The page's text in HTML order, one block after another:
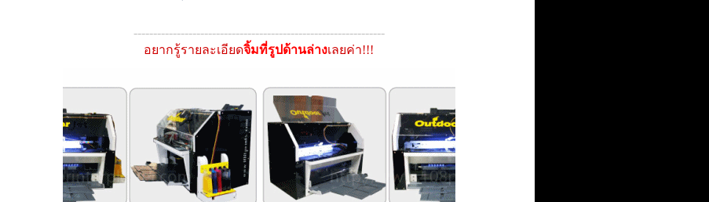
----------------------------------------------------------------
อยากรู้รายละเอียดจิ้มที่รูปด้านล่างเลยค่า!!!